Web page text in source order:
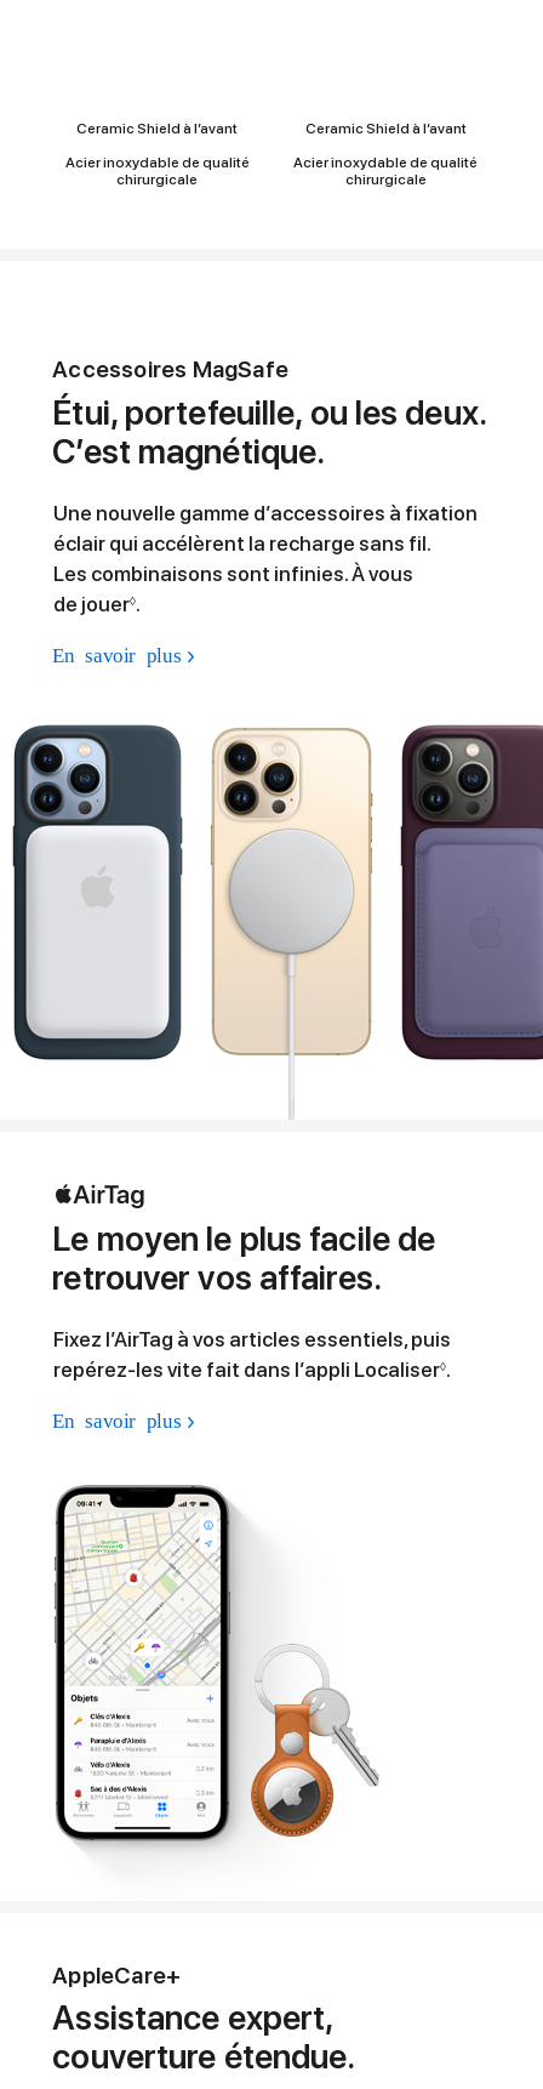
Ceramic Shield à l’avant
Acier inoxydable de qualité
chirurgicale
Ceramic Shield à l’avant
Acier inoxydable de qualité
chirurgicale
Accessoires MagSafe
Étui, portefeuille, ou les deux.
C’est magnétique.
Une nouvelle gamme d’accessoires à fixation
éclair qui accélèrent la recharge sans fil.
Les combinaisons sont infinies. À vous
de jouer◊.
En savoir plus
Le moyen le plus facile de
retrouver vos affaires.
Fixez l’AirTag à vos articles essentiels, puis
repérez-les vite fait dans l’appli Localiser◊.
En savoir plus
AppleCare+
Assistance expert,
couverture étendue.